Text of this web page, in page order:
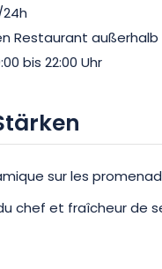
Restaurant außerhalb
bis 22:00 Uhr
sur les
chef et fraîcheur de